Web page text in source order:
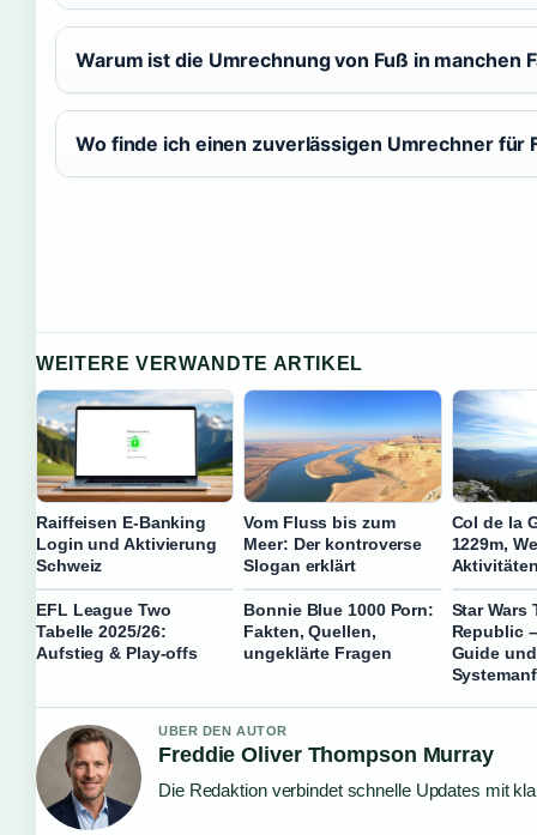
Warum ist die Umrechnung von Fuß in manchen
Wo finde ich einen zuverlässigen Umrechner für
WEITERE VERWANDTE ARTIKEL
Raiffeisen E-Banking
Login und Aktivierung
Schweiz
Vom Fluss bis zum
Meer: Der kontroverse
Slogan erklärt
Col de la
1229m,
EFL League Two
Tabelle 2025/26:
Aufstieg & Play-offs
Bonnie Blue 1000 Porn:
Fakten, Quellen,
ungeklärte Fragen
Star Wars
Republic
Guide und
UBER DEN AUTOR
Freddie Oliver Thompson Murray
Die Redaktion verbindet schnelle Updates mit